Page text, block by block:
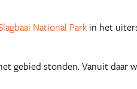
National Park in het
gebied stonden. Vanuit daar